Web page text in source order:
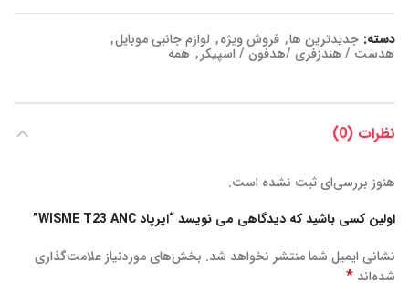
دسته: جدیدترین ها, فروش ویژه, لوازم جانبی موبایل,
هدست / هندزفری /هدفون / اسپیکر, همه
نظرات (0)
هنوز بررسی‌ای ثبت نشده است.
اولین کسی باشید که دیدگاهی می نویسد “ایرپاد WISME T23 ANC”
نشانی ایمیل شما منتشر نخواهد شد. بخش‌های موردنیاز علامت‌گذاری
شده‌اند *